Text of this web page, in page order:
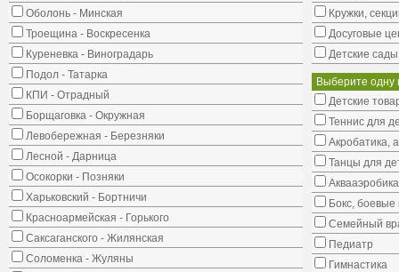
Оболонь - Минская
Троещина - Воскресенка
Куреневка - Виноградарь
Подол - Татарка
КПИ - Отрадный
Борщаговка - Окружная
Левобережная - Березняки
Лесной - Дарница
Осокорки - Позняки
Харьковский - Бортничи
Красноармейская - Горького
Саксаганского - Жилянская
Соломенка - Жуляны
Кружки,
Досуговые
Детские сады
Выберите одну
Детские
Теннис для
Акробатика,
Танцы для
Бокс, боевые
Семейный
Педиатр
Гимнастика